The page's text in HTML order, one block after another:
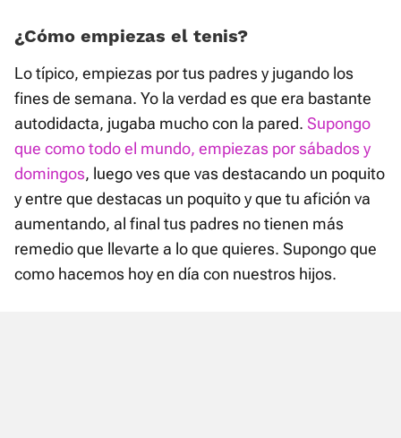
¿Cómo empiezas el tenis?
Lo típico, empiezas por tus padres y jugando los
fines de semana. Yo la verdad es que era bastante
autodidacta, jugaba mucho con la pared. Supongo
que como todo el mundo, empiezas por sábados y
domingos, luego ves que vas destacando un poquito
y entre que destacas un poquito y que tu afición va
aumentando, al final tus padres no tienen más
remedio que llevarte a lo que quieres. Supongo que
como hacemos hoy en día con nuestros hijos.